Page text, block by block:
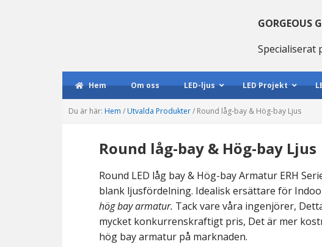
GORGEOUS
Specialiserat
Hem Om oss LED-ljus LED Projekt
Du är här: Hem / Utvalda Produkter/ Round låg-bay & Hög-bay Ljus
Round låg-bay & Hög-bay Ljus
Round LED låg bay & Hög-bay Armatur ERH
blank ljusfördelning. Idealisk ersättare för
hög bay armatur. Tack vare våra ingenjörer,
mycket konkurrenskraftigt pris, Det är mer
hög bay armatur på marknaden.